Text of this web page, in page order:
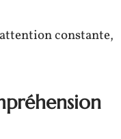
constante,